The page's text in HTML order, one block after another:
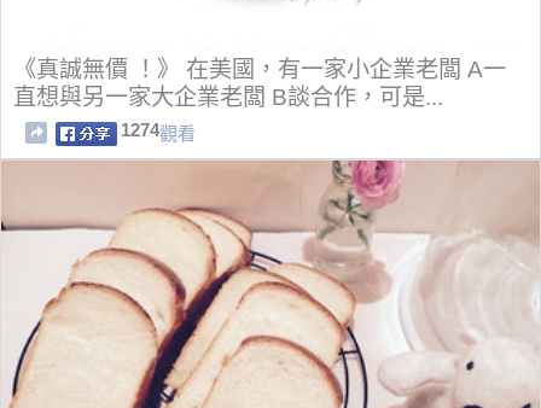
《真誠無價 ！》 在美國，有一家小企業老闆 A一
直想與另一家大企業老闆 B談合作，可是...
1274觀看